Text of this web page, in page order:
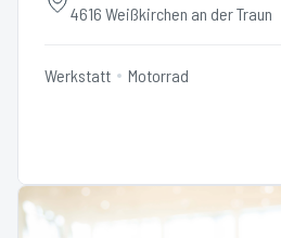
4616 Weißkirchen an der Traun
Werkstatt Motorrad